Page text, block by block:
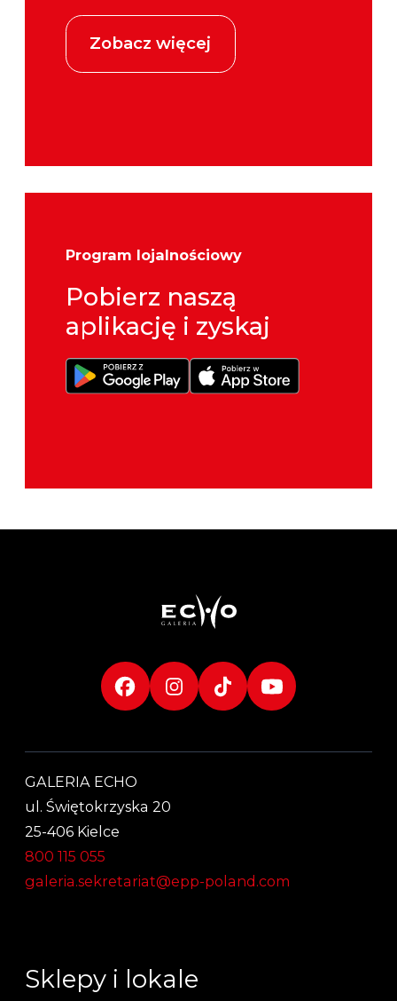
Zobacz więcej
Program lojalnościowy
Pobierz naszą
aplikację i zyskaj
GALERIA ECHO
ul. Świętokrzyska 20
25-406 Kielce
800 115 055
galeria.sekretariat@epp-poland.com
Sklepy i lokale